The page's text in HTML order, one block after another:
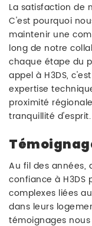
La satisfaction de
C'est pourquoi
maintenir une
long de notre
chaque étape du
appel à H3DS,
expertise
proximité
tranquillité d'esprit.
Au fil des années,
confiance à H3DS
complexes liées
dans leurs
témoignages